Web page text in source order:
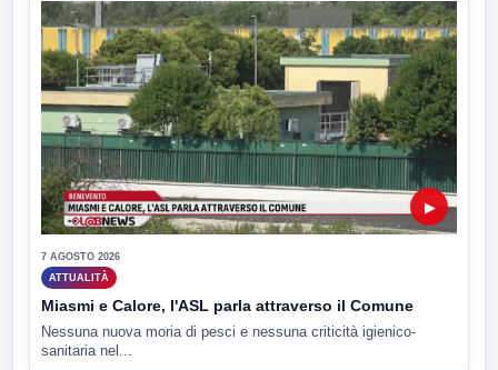
▶
7 AGOSTO 2026
ATTUALITÀ
Miasmi e Calore, l'ASL parla attraverso il Comune
Nessuna nuova moria di pesci e nessuna criticità igienico-
sanitaria nel...